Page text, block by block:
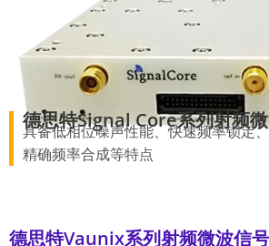
德思特Signal Core系列射频
具备低相位噪声性能、快速频率锁定
精确频率合成等特点
德思特Vaunix系列射频微波信